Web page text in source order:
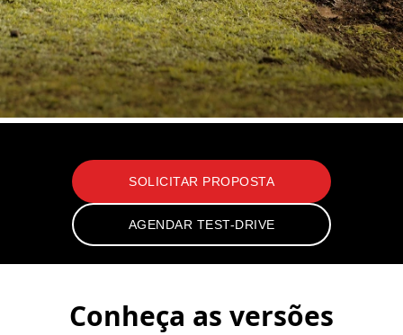
SOLICITAR PROPOSTA
AGENDAR TEST-DRIVE
Conheça as versões